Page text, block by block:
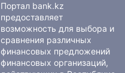
Портал bank.kz
предоставляет
возможность для выбора и
сравнения различных
финансовых предложений
финансовых организаций,